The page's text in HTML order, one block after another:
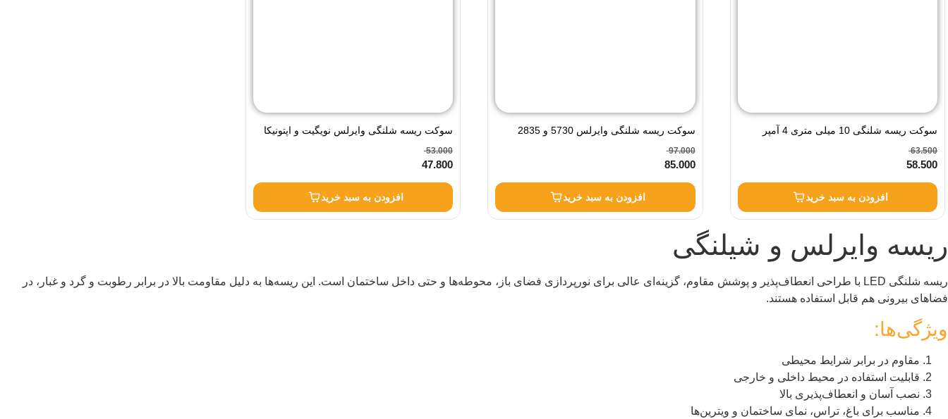
سوکت ریسه شلنگی 10 میلی متری 4 آمپر
63.500
58.500
افزودن به سبد خرید
سوکت ریسه شلنگی وایرلس 5730 و 2835
مودی تراکم 120
97.000
85.000
افزودن به سبد خرید
سوکت ریسه شلنگی وایرلس نویگیت و اپتونیکا
2835 تراکم 120
53.000
47.800
افزودن به سبد خرید
ریسه وایرلس و شیلنگی
ریسه شلنگی LED با طراحی انعطاف‌پذیر و پوشش مقاوم، گزینه‌ای عالی برای نورپردازی فضای باز، محوطه‌ها و حتی داخل ساختمان است. این ریسه‌ها به دلیل مقاومت بالا در برابر رطوبت و گرد و غبار، در
فضاهای بیرونی هم قابل استفاده هستند.
ویژگی‌ها:
مقاوم در برابر شرایط محیطی
قابلیت استفاده در محیط داخلی و خارجی
نصب آسان و انعطاف‌پذیری بالا
مناسب برای باغ، تراس، نمای ساختمان و ویترین‌ها